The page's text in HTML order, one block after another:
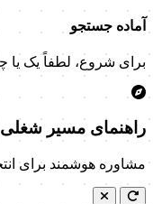
آماده جستجو
برای شروع، لطفاً یک یا
راهنمای مسیر شغلی
مشاوره هوشمند برای